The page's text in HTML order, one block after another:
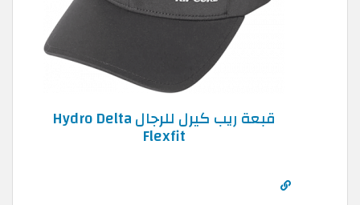
قبعة ريب كيرل للرجال Hydro Delta
Flexfit